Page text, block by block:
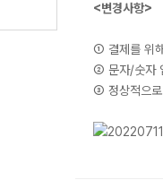
<변경사항>
① 결제를 위
② 문자/숫자
③ 정상적으로